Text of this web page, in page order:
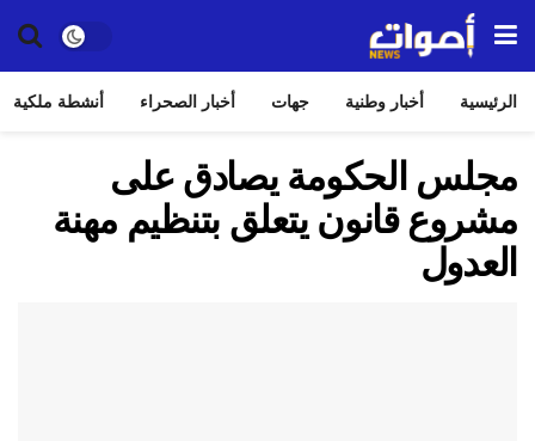
الرئيسية أخبار وطنية جهات أخبار الصحراء أنشطة ملكية
مجلس الحكومة يصادق على
مشروع قانون يتعلق بتنظيم مهنة
العدول